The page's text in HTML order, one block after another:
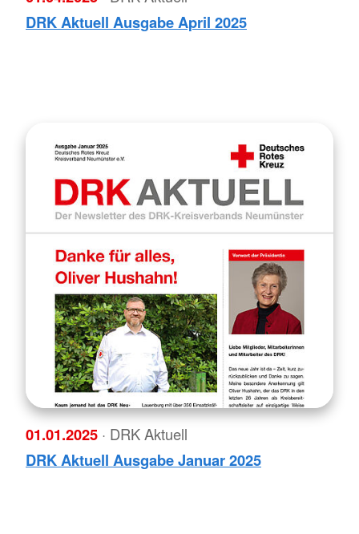
DRK Aktuell Ausgabe April 2025
01.01.2025 · DRK Aktuell
DRK Aktuell Ausgabe Januar 2025